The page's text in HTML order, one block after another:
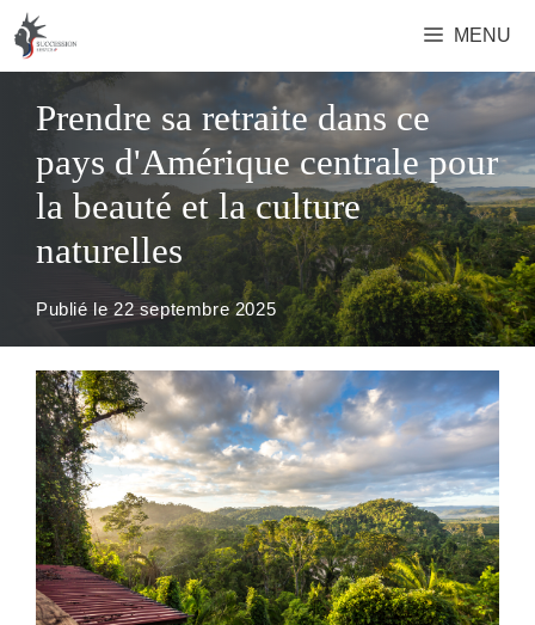
Aller
au
contenu
MENU
Prendre sa retraite dans ce
pays d'Amérique centrale pour
la beauté et la culture
naturelles
Publié le 22 septembre 2025